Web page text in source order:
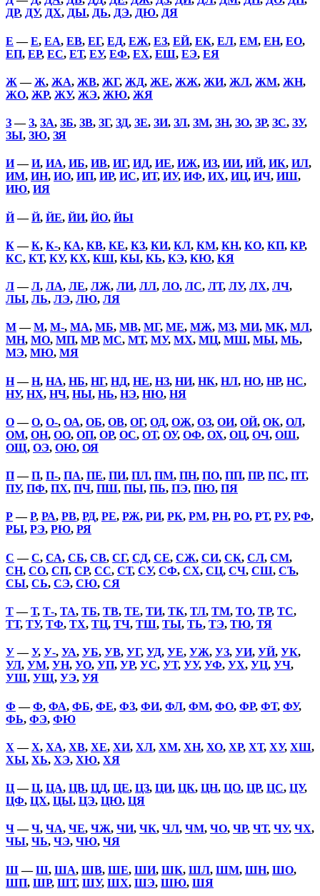
ДР, ДУ, ДХ, ДЫ, ДЬ, ДЭ, ДЮ, ДЯ
Е —Е, ЕА, ЕВ, ЕГ, ЕД, ЕЖ, ЕЗ, ЕЙ, ЕК, ЕЛ, ЕМ, ЕН, ЕО,
ЕП, ЕР, ЕС, ЕТ, ЕУ, ЕФ, ЕХ, ЕШ, ЕЭ, ЕЯ
Ж —Ж, ЖА, ЖВ, ЖГ, ЖД, ЖЕ, ЖЖ, ЖИ, ЖЛ, ЖМ, ЖН,
ЖО, ЖР, ЖУ, ЖЭ, ЖЮ, ЖЯ
З—З, ЗА, ЗБ, ЗВ, ЗГ, ЗД, ЗЕ, ЗИ, ЗЛ, ЗМ, ЗН, ЗО, ЗР, ЗС, ЗУ,
ЗЫ, ЗЮ, ЗЯ
И—И, ИА, ИБ, ИВ, ИГ, ИД, ИЕ, ИЖ, ИЗ, ИИ, ИЙ, ИК, ИЛ,
ИМ, ИН, ИО, ИП, ИР, ИС, ИТ, ИУ, ИФ, ИХ, ИЦ, ИЧ, ИШ,
ИЮ, ИЯ
Й—Й, ЙЕ, ЙИ, ЙО, ЙЫ
К—К, К-, КА, КВ, КЕ, КЗ, КИ, КЛ, КМ, КН, КО, КП, КР,
КС, КТ, КУ, КХ, КШ, КЫ, КЬ, КЭ, КЮ, КЯ
Л—Л, ЛА, ЛЕ, ЛЖ, ЛИ, ЛЛ, ЛО, ЛС, ЛТ, ЛУ, ЛХ, ЛЧ,
ЛЫ, ЛЬ, ЛЭ, ЛЮ, ЛЯ
М—М, М-, МА, МБ, МВ, МГ, МЕ, МЖ, МЗ, МИ, МК, МЛ,
МН, МО, МП, МР, МС, МТ, МУ, МХ, МЦ, МШ, МЫ, МЬ,
МЭ, МЮ, МЯ
Н—Н, НА, НБ, НГ, НД, НЕ, НЗ, НИ, НК, НЛ, НО, НР, НС,
НУ, НХ, НЧ, НЫ, НЬ, НЭ, НЮ, НЯ
О—О, О-, ОА, ОБ, ОВ, ОГ, ОД, ОЖ, ОЗ, ОИ, ОЙ, ОК, ОЛ,
ОМ, ОН, ОО, ОП, ОР, ОС, ОТ, ОУ, ОФ, ОХ, ОЦ, ОЧ, ОШ,
ОЩ, ОЭ, ОЮ, ОЯ
П—П, П-, ПА, ПЕ, ПИ, ПЛ, ПМ, ПН, ПО, ПП, ПР, ПС, ПТ,
ПУ, ПФ, ПХ, ПЧ, ПШ, ПЫ, ПЬ, ПЭ, ПЮ, ПЯ
Р—Р, РА, РВ, РД, РЕ, РЖ, РИ, РК, РМ, РН, РО, РТ, РУ, РФ,
РЫ, РЭ, РЮ, РЯ
С —С, СА, СБ, СВ, СГ, СД, СЕ, СЖ, СИ, СК, СЛ, СМ,
СН, СО, СП, СР, СС, СТ, СУ, СФ, СХ, СЦ, СЧ, СШ, СЪ,
СЫ, СЬ, СЭ, СЮ, СЯ
Т—Т, Т-, ТА, ТБ, ТВ, ТЕ, ТИ, ТК, ТЛ, ТМ, ТО, ТР, ТС,
ТТ, ТУ, ТФ, ТХ, ТЦ, ТЧ, ТШ, ТЫ, ТЬ, ТЭ, ТЮ, ТЯ
У—У, У-, УА, УБ, УВ, УГ, УД, УЕ, УЖ, УЗ, УИ, УЙ, УК,
УЛ, УМ, УН, УО, УП, УР, УС, УТ, УУ, УФ, УХ, УЦ, УЧ,
УШ, УЩ, УЭ, УЯ
Ф —Ф, ФА, ФБ, ФЕ, ФЗ, ФИ, ФЛ, ФМ, ФО, ФР, ФТ, ФУ,
ФЬ, ФЭ, ФЮ
Х —Х, ХА, ХВ, ХЕ, ХИ, ХЛ, ХМ, ХН, ХО, ХР, ХТ, ХУ, ХШ,
ХЫ, ХЬ, ХЭ, ХЮ, ХЯ
Ц—Ц, ЦА, ЦВ, ЦД, ЦЕ, ЦЗ, ЦИ, ЦК, ЦН, ЦО, ЦР, ЦС, ЦУ,
ЦФ, ЦХ, ЦЫ, ЦЭ, ЦЮ, ЦЯ
Ч—Ч, ЧА, ЧЕ, ЧЖ, ЧИ, ЧК, ЧЛ, ЧМ, ЧО, ЧР, ЧТ, ЧУ, ЧХ,
ЧЫ, ЧЬ, ЧЭ, ЧЮ, ЧЯ
Ш—Ш, ША, ШВ, ШЕ, ШИ, ШК, ШЛ, ШМ, ШН, ШО,
ШП, ШР, ШТ, ШУ, ШХ, ШЭ, ШЮ, ШЯ